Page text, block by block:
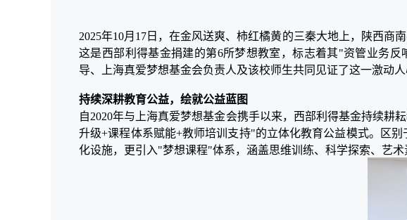
2025年10月17日，在金风送爽、柿红橘黄的三秦大地上，陕西
这是西部利得基金捐建的第6所梦想教室，标志着其"资管业务
导、上海真爱梦想基金会负责人及该校师生共同见证了这一激动人
持续深耕教育公益，绘就公益蓝图
自2020年与上海真爱梦想基金会携手以来，西部利得基金持续
升级+课程体系赋能+教师培训支持"的立体化教育公益模式。区
化设施，更引入"梦想课程"体系，涵盖思维训练、科学探索、艺